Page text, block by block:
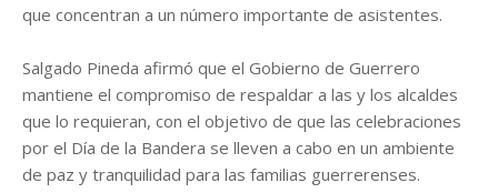
que concentran a un número importante de asistentes.
Salgado Pineda afirmó que el Gobierno de Guerrero
mantiene el compromiso de respaldar a las y los alcaldes
que lo requieran, con el objetivo de que las celebraciones
por el Día de la Bandera se lleven a cabo en un ambiente
de paz y tranquilidad para las familias guerrerenses.